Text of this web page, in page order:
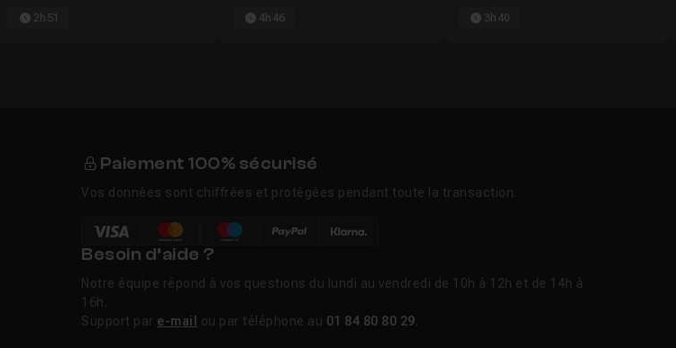
2h51 4h46 3h40
Paiement 100% sécurisé
Vos données sont chiffrées et protégées pendant toute la transaction.
Besoin d’aide ?
Notre équipe répond à vos questions du lundi au vendredi de 10h à 12h et de 14h à
16h.
Support par e-mail ou par téléphone au 01 84 80 80 29.